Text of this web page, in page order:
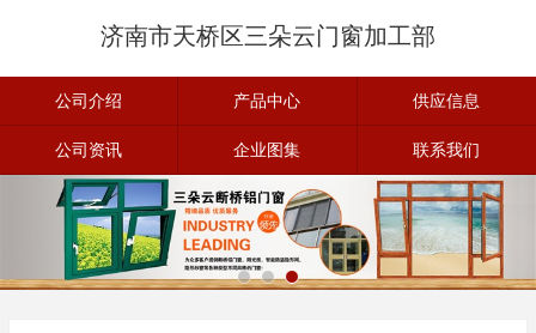
济南市天桥区三朵云门窗加工部
公司介绍 产品中心 供应信息
公司资讯 企业图集 联系我们